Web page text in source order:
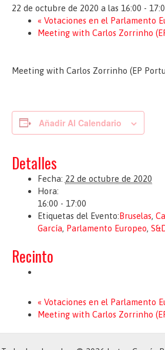
22 de octubre de 2020 a las 16:00 -
« Votaciones en el Parlamento
Meeting with Carlos Zorrinho
Meeting with Carlos Zorrinho (EP
Añadir Al Calendario
Detalles
Fecha: 22 de octubre de 2020
Hora:
16:00 - 17:00
Etiquetas del Evento:Bruselas,
García, Parlamento Europeo,
Recinto
« Votaciones en el Parlamento
Meeting with Carlos Zorrinho